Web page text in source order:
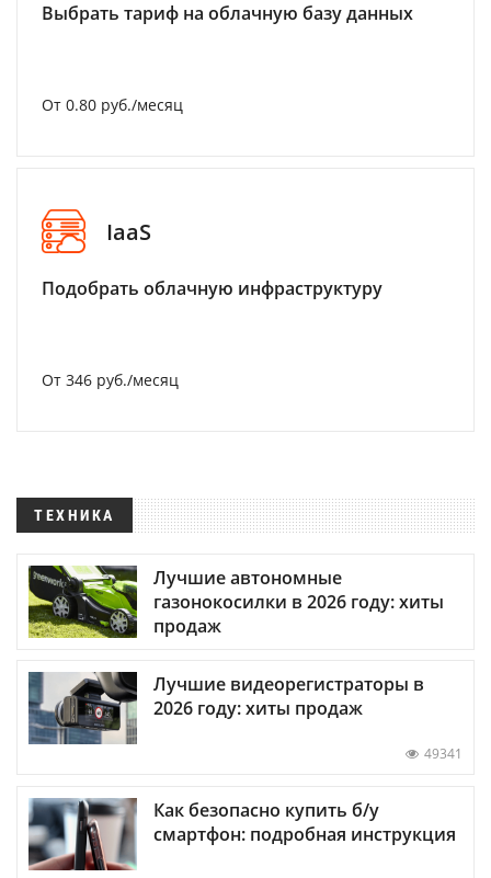
Выбрать тариф на облачную базу данных
От 0.80 руб./месяц
IaaS
Подобрать облачную инфраструктуру
От 346 руб./месяц
ТЕХНИКА
Лучшие автономные
газонокосилки в 2026 году: хиты
продаж
Лучшие видеорегистраторы в
2026 году: хиты продаж
49341
Как безопасно купить б/у
смартфон: подробная инструкция